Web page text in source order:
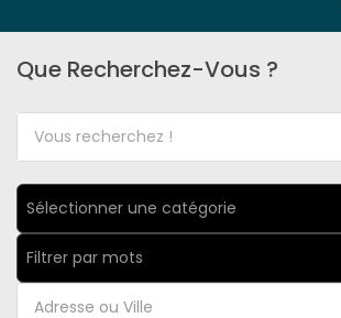
Que Recherchez-Vous ?
Sélectionner une catégorie
Filtrer par mots